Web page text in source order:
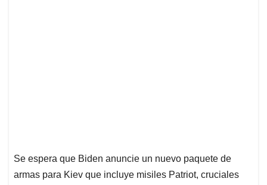
Se espera que Biden anuncie un nuevo paquete de
armas para Kiev que incluye misiles Patriot, cruciales